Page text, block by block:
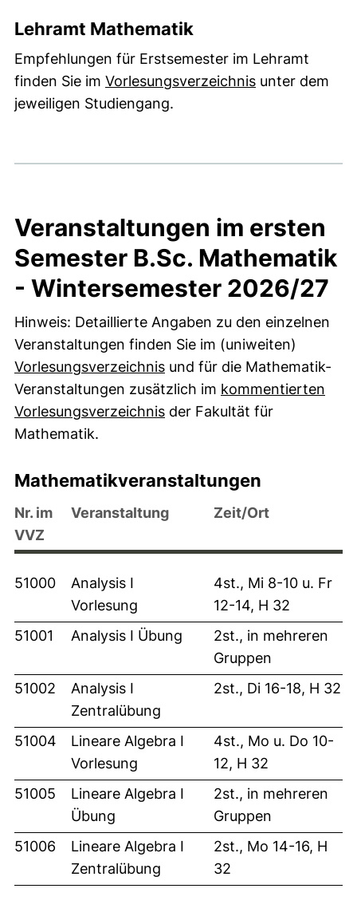
Lehramt Mathematik
Empfehlungen für Erstsemester im Lehramt
finden Sie im Vorlesungsverzeichnis unter dem
jeweiligen Studiengang.
Veranstaltungen im ersten
Semester B.Sc. Mathematik
- Wintersemester 2026/27
Hinweis: Detaillierte Angaben zu den einzelnen
Veranstaltungen finden Sie im (uniweiten)
Vorlesungsverzeichnis und für die Mathematik-
Veranstaltungen zusätzlich im kommentierten
Vorlesungsverzeichnis(externer Link, öffnet neues
der Fakultät für
Mathematik.
Mathematikveranstaltungen
Nr. im
VVZ
Veranstaltung Zeit/Ort
51000
Analysis I
Vorlesung
4st., Mi 8-10 u. Fr
12-14, H 32
51001
Analysis I Übung
2st., in mehreren
Gruppen
51002
Analysis I
Zentralübung
2st., Di 16-18, H 32
51004
Lineare Algebra I
Vorlesung
4st., Mo u. Do 10-
12, H 32
51005
Lineare Algebra I
Übung
2st., in mehreren
Gruppen
51006
Lineare Algebra I
Zentralübung
2st., Mo 14-16, H
32